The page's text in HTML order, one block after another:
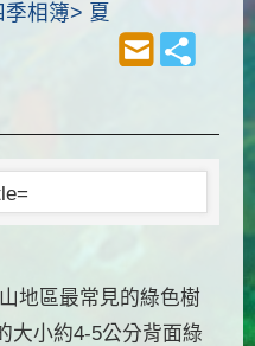
季相簿 夏
地區最常見的綠色樹
大小約4-5公分背面綠